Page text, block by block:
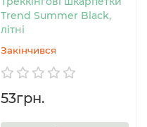
Trend Summer Black,
літні
Закінчився
53грн.